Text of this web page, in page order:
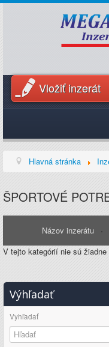
Vložiť inzerát
Hlavná stránka
ŠPORTOVÉ
Názov inzerátu
V tejto kategórií nie sú žiadne
Výhľadať
Vyhľadať